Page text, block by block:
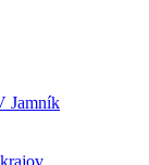
Jamník